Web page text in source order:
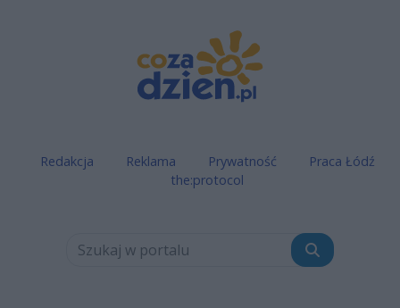
Redakcja Reklama Prywatność
Praca Łódź
the:protocol
Szukaj